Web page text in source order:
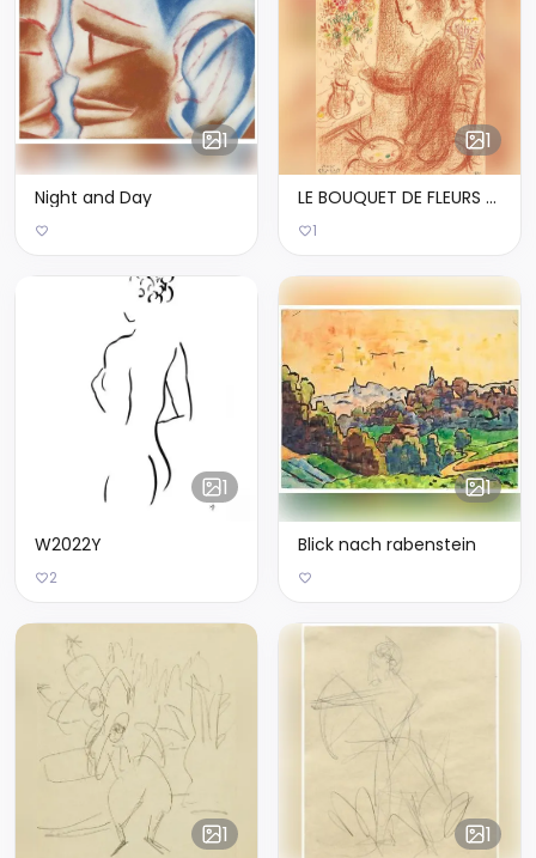
1
Night and Day
1
LE BOUQUET DE FLEURS DU PEINTRE À SON MODÈLE
1
1
W2022Y
2
1
Blick nach rabenstein
1 1